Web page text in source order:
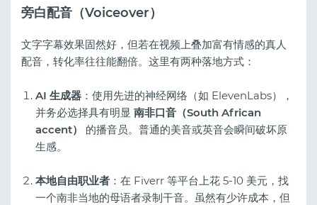
旁白配音（Voiceover）
文字字幕效果固然好，但若在视频上叠加富有情感的真人
配音，转化率往往能翻倍。这里有两种落地方式：
AI 生成器 ：使用先进的神经网络（如 ElevenLabs），
并务必选择具有明显 南非口音（South African
accent）
的播音员。普通的美音或英音会瞬间破坏原
生感。
本地自由职业者 ：在 Fiverr 等平台上花 5-10 美元，找
一个南非当地的母语者录制干音。虽然有少许成本，但